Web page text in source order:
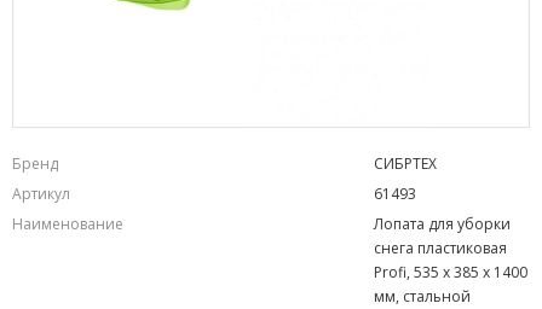
Бренд
СИБРТЕХ
Артикул
61493
Наименование
Лопата для уборки
снега пластиковая
Profi, 535 х 385 х 1400
мм, стальной